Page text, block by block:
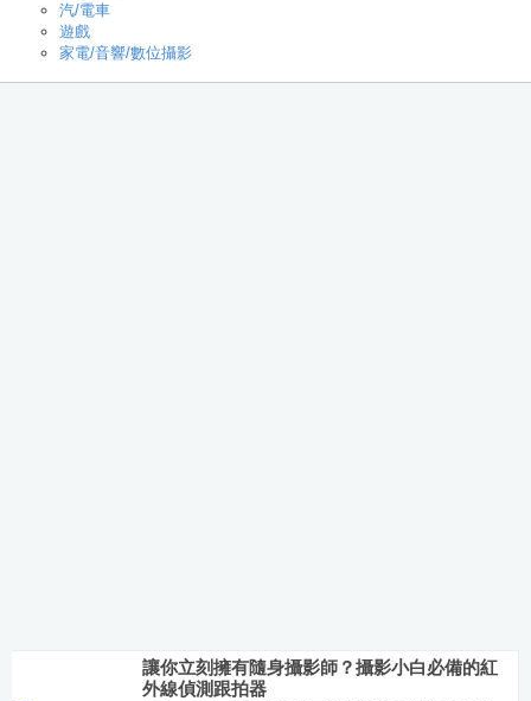
汽/電車
遊戲
家電/音響/數位攝影
讓你立刻擁有隨身攝影師？攝影小白必備的紅
外線偵測跟拍器